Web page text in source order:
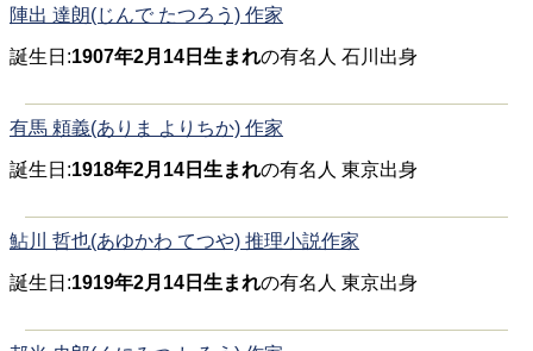
陣出 達朗(じんで たつろう) 作家
誕生日:1907年2月14日生まれの有名人 石川出身
有馬 頼義(ありま よりちか) 作家
誕生日:1918年2月14日生まれの有名人 東京出身
鮎川 哲也(あゆかわ てつや) 推理小説作家
誕生日:1919年2月14日生まれの有名人 東京出身